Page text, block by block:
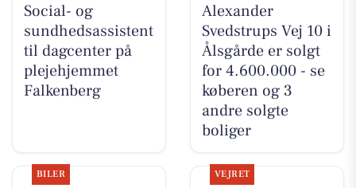
Social- og
sundhedsassistent
til dagcenter på
plejehjemmet
Falkenberg
Alexander
Svedstrups Vej 10 i
Ålsgårde er solgt
for 4.600.000 - se
køberen og 3
andre solgte
boliger
BILER VEJRET